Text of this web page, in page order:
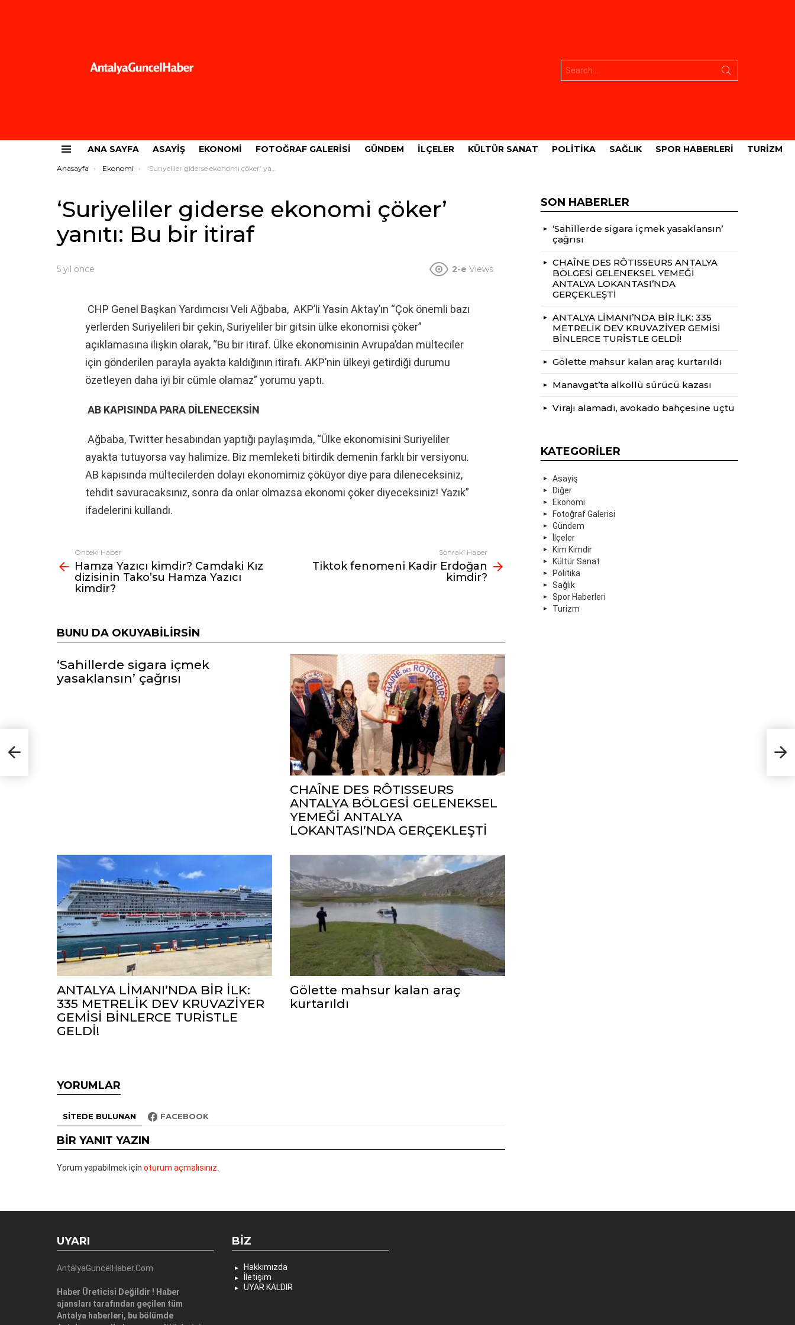
ANA SAYFA ASAYIŞ EKONOMI FOTOĞRAF GALERISI GÜNDEM İLÇELER KÜLTÜR SANAT POLITIKA SAĞLIK SPOR HABERLERI TURIZM
Buradasınız:
Anasayfa Ekonomi ‘Suriyeliler giderse ekonomi çöker’ yanıtı: Bu bir itiraf
‘Suriyeliler giderse ekonomi çöker’
yanıtı: Bu bir itiraf
5 yıl önce 2-e Views
CHP Genel Başkan Yardımcısı Veli Ağbaba, AKP’li Yasin Aktay’ın “Çok önemli bazı
yerlerden Suriyelileri bir çekin, Suriyeliler bir gitsin ülke ekonomisi çöker”
açıklamasına ilişkin olarak, “Bu bir itiraf. Ülke ekonomisinin Avrupa’dan mülteciler
için gönderilen parayla ayakta kaldığının itirafı. AKP’nin ülkeyi getirdiği durumu
özetleyen daha iyi bir cümle olamaz” yorumu yaptı.
AB KAPISINDA PARA DİLENECEKSİN
Ağbaba, Twitter hesabından yaptığı paylaşımda, “Ülke ekonomisini Suriyeliler
ayakta tutuyorsa vay halimize. Biz memleketi bitirdik demenin farklı bir versiyonu.
AB kapısında mültecilerden dolayı ekonomimiz çöküyor diye para dileneceksiniz,
tehdit savuracaksınız, sonra da onlar olmazsa ekonomi çöker diyeceksiniz! Yazık”
ifadelerini kullandı.
Fazlasına
bak
Önceki Haber
Hamza Yazıcı kimdir? Camdaki Kız
dizisinin Tako’su Hamza Yazıcı
kimdir?
Sonraki Haber
Tiktok fenomeni Kadir Erdoğan
kimdir?
BUNU DA OKUYABILIRSIN
‘Sahillerde sigara içmek
yasaklansın’ çağrısı
CHAÎNE DES RÔTISSEURS
ANTALYA BÖLGESİ GELENEKSEL
YEMEĞİ ANTALYA
LOKANTASI’NDA GERÇEKLEŞTİ
ANTALYA LİMANI’NDA BİR İLK:
335 METRELİK DEV KRUVAZİYER
GEMİSİ BİNLERCE TURİSTLE
GELDİ!
Gölette mahsur kalan araç
kurtarıldı
YORUMLAR
SITEDE BULUNAN FACEBOOK
BIR YANIT YAZIN
Yorum yapabilmek için oturum açmalısınız
SON HABERLER
‘Sahillerde sigara içmek yasaklansın’
çağrısı
CHAÎNE DES RÔTISSEURS ANTALYA
BÖLGESİ GELENEKSEL YEMEĞİ
ANTALYA LOKANTASI’NDA
GERÇEKLEŞTİ
ANTALYA LİMANI’NDA BİR İLK: 335
METRELİK DEV KRUVAZİYER GEMİSİ
BİNLERCE TURİSTLE GELDİ!
Gölette mahsur kalan araç kurtarıldı
Manavgat’ta alkollü sürücü kazası
Virajı alamadı, avokado bahçesine uçtu
KATEGORILER
Asayiş
Diğer
Ekonomi
Fotoğraf Galerisi
Gündem
İlçeler
Kim Kimdir
Kültür Sanat
Politika
Sağlık
Spor Haberleri
Turizm
UYARI
AntalyaGuncelHaber.Com
Haber Üreticisi Değildir ! Haber
ajansları tarafından geçilen tüm
Antalya haberleri, bu bölümde
BIZ
Hakkımızda
İletişim
UYAR KALDIR